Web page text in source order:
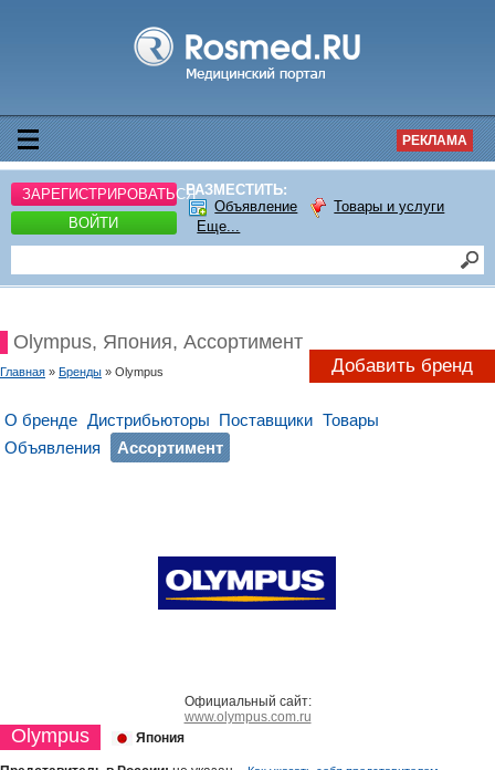
РЕКЛАМА
ЗАРЕГИСТРИРОВАТЬСЯ
ВОЙТИ
РАЗМЕСТИТЬ:
Объявление
Товары и услуги
Еще...
Olympus, Япония, Ассортимент
Главная » Бренды » Olympus Добавить бренд
О бренде Дистрибьюторы Поставщики Товары
Объявления
Ассортимент
Официальный сайт:
www.olympus.com.ru
Olympus Япония